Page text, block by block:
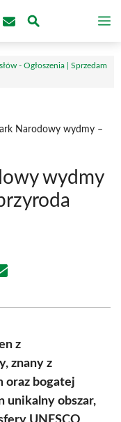
- Ogłoszenia | Sprzedam
Narodowy wydmy –
wydmy
z
znany z
oraz bogatej
unikalny obszar,